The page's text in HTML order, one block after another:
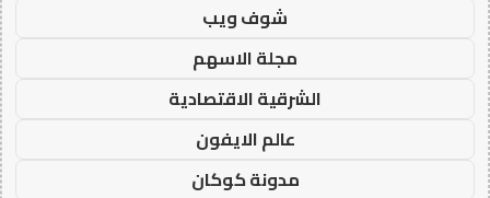
شوف ويب
مجلة الاسهم
الشرقية الاقتصادية
عالم الايفون
مدونة كوكان